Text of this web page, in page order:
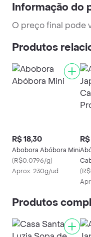
Informação do
O preço final pode
Produtos
R$ 18,30
Abobora Abóbora Mini
(R$0.0796/g)
Aprox. 230g/ud
R$
(
Produtos